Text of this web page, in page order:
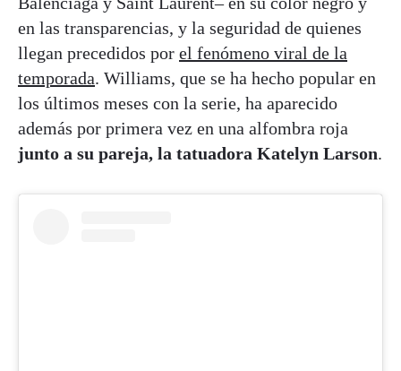
en las transparencias, y la seguridad de quienes
llegan precedidos por el fenómeno viral de la
temporada. Williams, que se ha hecho popular en
los últimos meses con la serie, ha aparecido
además por primera vez en una alfombra roja
junto a su pareja, la tatuadora Katelyn Larson.